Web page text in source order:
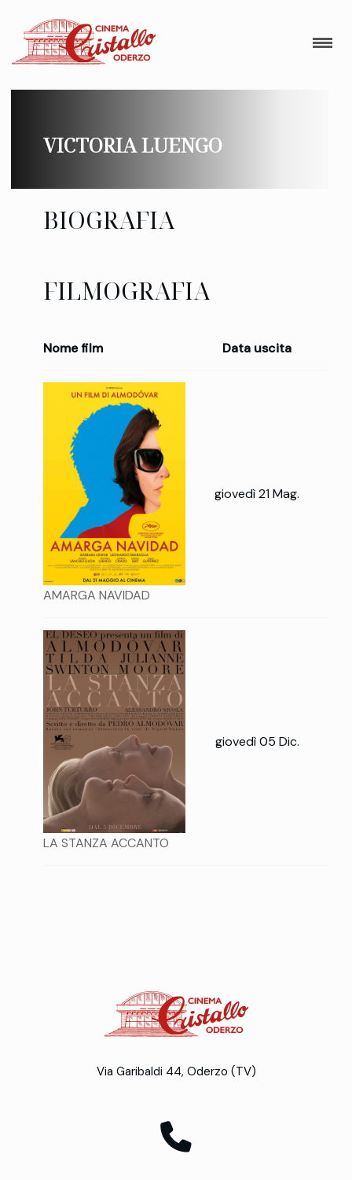
VICTORIA LUENGO
BIOGRAFIA
FILMOGRAFIA
Nome film Data uscita
AMARGA NAVIDAD
giovedì 21 Mag.
LA STANZA ACCANTO
giovedì 05 Dic.
Via Garibaldi 44, Oderzo (TV)